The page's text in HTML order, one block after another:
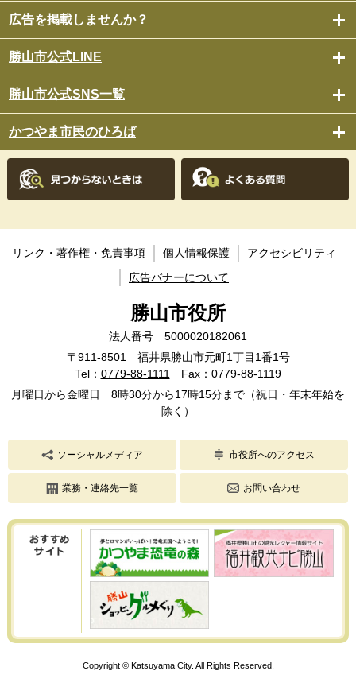
広告を掲載しませんか？
勝山市公式LINE
勝山市公式SNS一覧
かつやま市民のひろば
リンク・著作権・免責事項 個人情報保護
アクセシビリティ
広告バナーについて
勝山市役所
法人番号 5000020182061
〒911-8501 福井県勝山市元町1丁目1番1号
Tel： 0779-88-1111
Fax：0779-88-1119
月曜日から金曜日 8時30分から17時15分まで（祝日・年末年始を
除く）
ソーシャルメディア 市役所へのアクセス
業務・連絡先一覧 お問い合わせ
Copyright © Katsuyama City. All Rights Reserved.